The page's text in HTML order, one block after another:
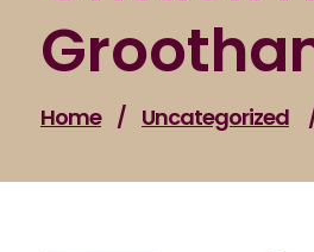
Home / Uncategorized